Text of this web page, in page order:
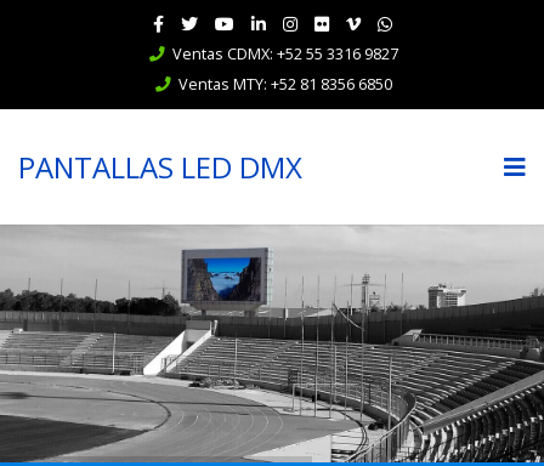
Ventas CDMX: +52 55 3316 9827
Ventas MTY: +52 81 8356 6850
PANTALLAS LED DMX